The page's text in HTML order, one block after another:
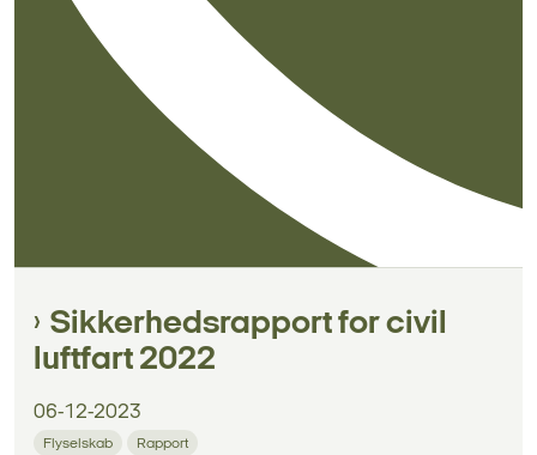
Sikkerhedsrapport for civil
luftfart 2022
06-12-2023
Flyselskab Rapport